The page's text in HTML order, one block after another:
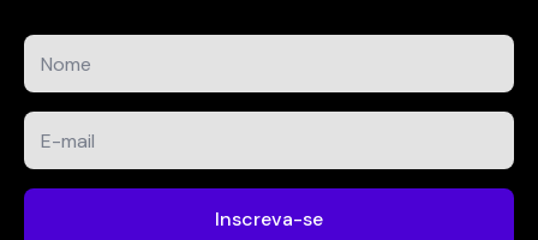
Nome
E-
mail
Inscreva-se